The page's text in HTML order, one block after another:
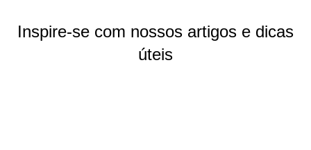
Inspire-se com nossos artigos e dicas
úteis